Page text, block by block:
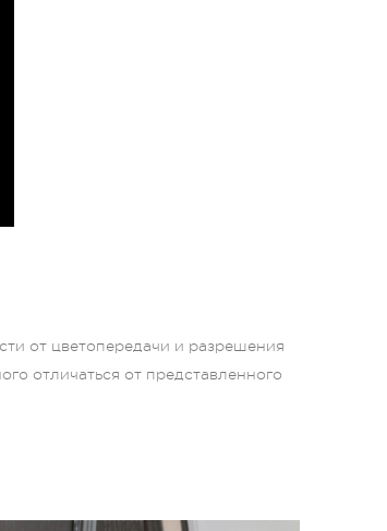
от цветопередачи и разрешения
отличаться от представленного